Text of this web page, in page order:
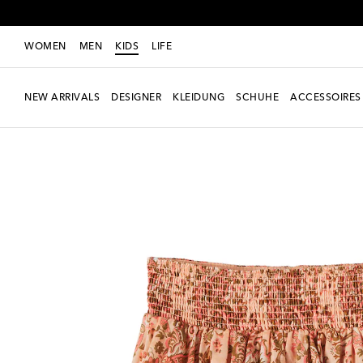
WOMEN MEN KIDS LIFE
NEW ARRIVALS DESIGNER KLEIDUNG SCHUHE ACCESSOIRES